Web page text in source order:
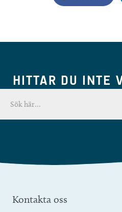
HITTAR DU INTE
Kontakta oss